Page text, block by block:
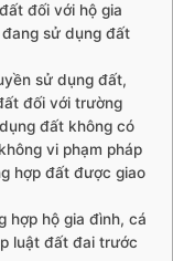
đối với hộ gia
sử dụng đất
sử dụng đất,
đối với trường
đất không có
vi phạm pháp
hợp đất được giao
hợp hộ gia đình, cá
luật đất đai trước